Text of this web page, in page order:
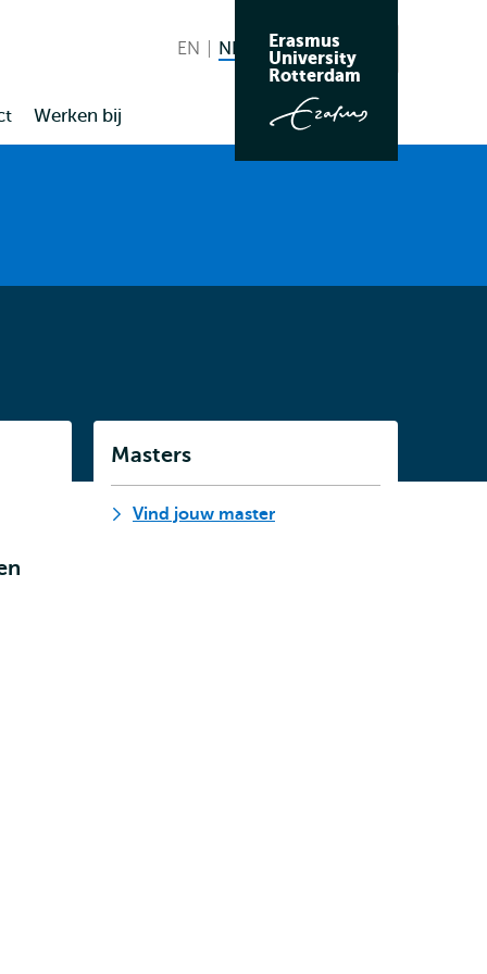
taal
EN English
NL Nederlands huidige taal
Zoeken
Erasmus
University
Rotterdam
Werken bij
Subnavigatie
Masters
Vind jouw master